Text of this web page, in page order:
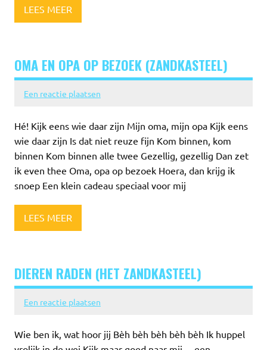
LEES MEER
OMA EN OPA OP BEZOEK (ZANDKASTEEL)
Een reactie plaatsen
Hé! Kijk eens wie daar zijn Mijn oma, mijn opa Kijk eens
wie daar zijn Is dat niet reuze fijn Kom binnen, kom
binnen Kom binnen alle twee Gezellig, gezellig Dan zet
ik even thee Oma, opa op bezoek Hoera, dan krijg ik
snoep Een klein cadeau speciaal voor mij
LEES MEER
DIEREN RADEN (HET ZANDKASTEEL)
Een reactie plaatsen
Wie ben ik, wat hoor jij Bèh bèh bèh bèh bèh Ik huppel